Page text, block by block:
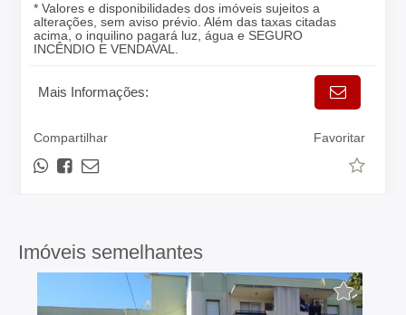
* Valores e disponibilidades dos imóveis sujeitos a
alterações, sem aviso prévio. Além das taxas citadas
acima, o inquilino pagará luz, água e SEGURO
INCÊNDIO E VENDAVAL.
Mais Informações:
Compartilhar Favoritar
Imóveis semelhantes